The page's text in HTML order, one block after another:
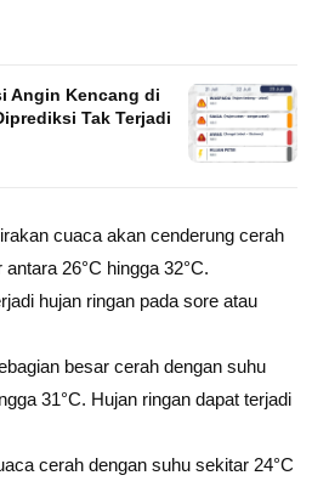
Angin Kencang di
Tak Terjadi
cuaca akan cenderung cerah
26°C hingga 32°C.
hujan ringan pada sore atau
besar cerah dengan suhu
31°C. Hujan ringan dapat terjadi
cerah dengan suhu sekitar 24°C